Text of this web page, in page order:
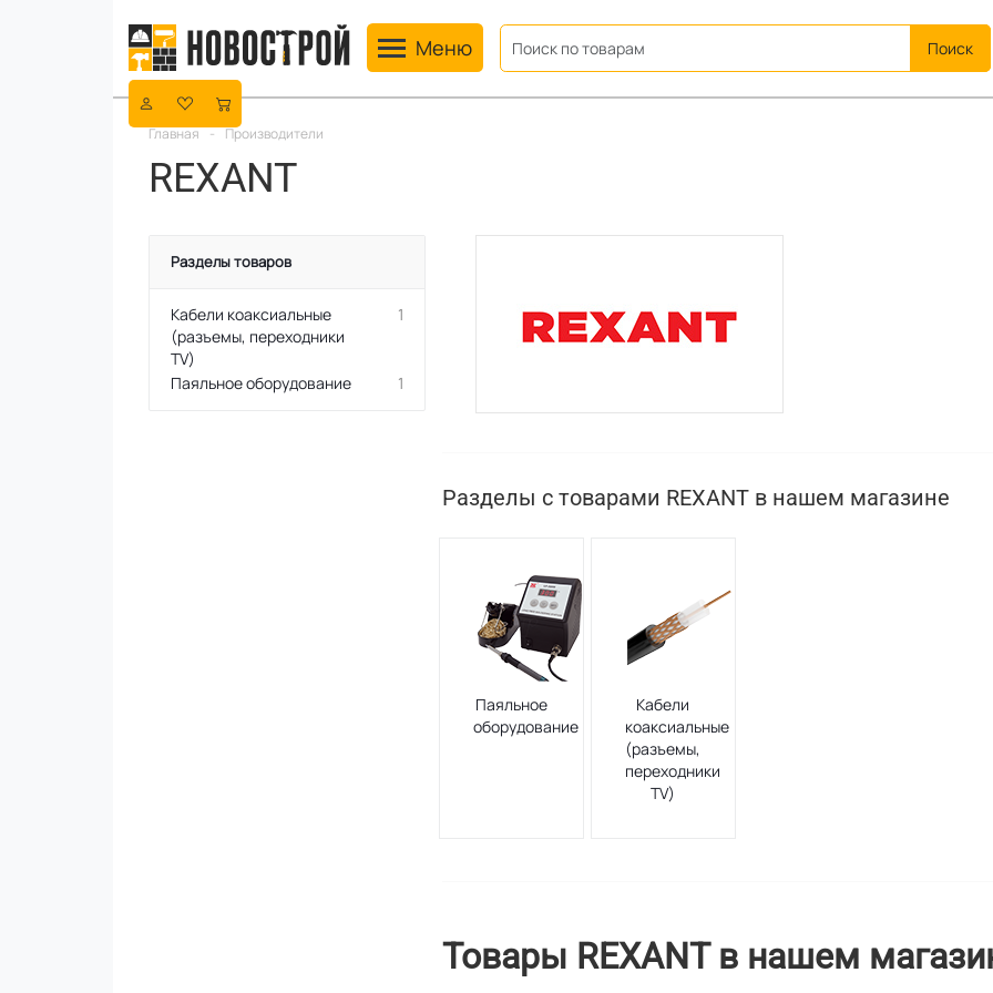
Toggle navigation
Меню
Главная - Производители
REXANT
Разделы товаров
Кабели коаксиальные
(разъемы, переходники
TV)
1
Паяльное оборудование 1
Разделы с товарами REXANT в нашем магазине
Паяльное
оборудование
Кабели
коаксиальные
(разъемы,
переходники
TV)
Товары REXANT в нашем